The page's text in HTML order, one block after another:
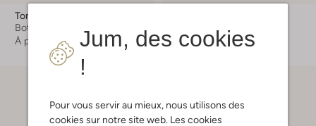
Jum, des cookies
!
Pour vous servir au mieux, nous utilisons des
cookies sur notre site web. Les cookies
Tommy Hilfiger
Bottines à lacets
À partir de € 124,99
Baskets basses
À partir de
€ 58,99